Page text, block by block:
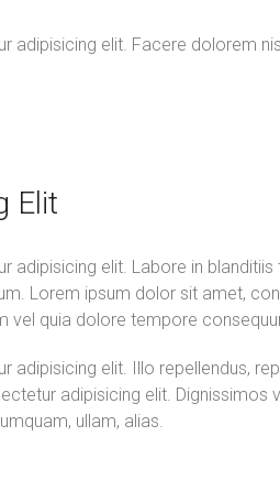
adipisicing elit. Facere dolorem
Elit
adipisicing elit. Labore in
Lorem ipsum dolor sit amet,
vel quia dolore tempore
adipisicing elit. Illo repellendus,
adipisicing elit.
ullam, alias.